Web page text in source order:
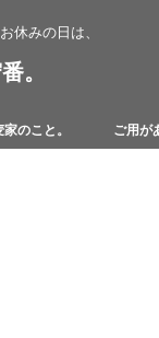
休みの日は、
。
のこと。 ご用が